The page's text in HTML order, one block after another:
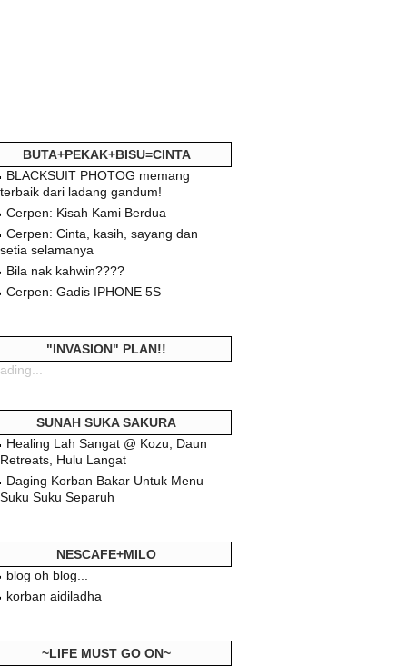
BUTA+PEKAK+BISU=CINTA
BLACKSUIT PHOTOG memang
terbaik dari ladang gandum!
Cerpen: Kisah Kami Berdua
Cerpen: Cinta, kasih, sayang dan
setia selamanya
Bila nak kahwin????
Cerpen: Gadis IPHONE 5S
"INVASION" PLAN!!
SUNAH SUKA SAKURA
Healing Lah Sangat @ Kozu, Daun
Retreats, Hulu Langat
Daging Korban Bakar Untuk Menu
Suku Suku Separuh
NESCAFE+MILO
blog oh blog...
korban aidiladha
~LIFE MUST GO ON~